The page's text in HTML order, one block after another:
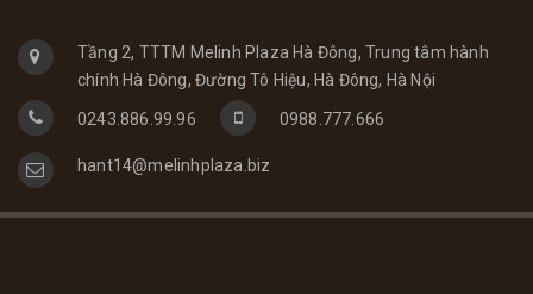
Tầng 2, TTTM Melinh Plaza Hà Đông, Trung tâm hành
chính Hà Đông, Đường Tô Hiệu, Hà Đông, Hà Nội
0243.886.99.96 0988.777.666
hant14@melinhplaza.biz